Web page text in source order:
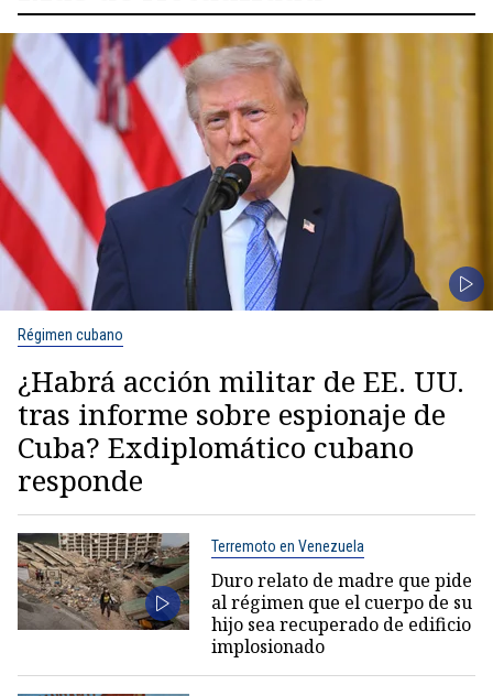
Régimen cubano
¿Habrá acción militar de EE. UU.
tras informe sobre espionaje de
Cuba? Exdiplomático cubano
responde
Terremoto en Venezuela
Duro relato de madre que pide
al régimen que el cuerpo de su
hijo sea recuperado de edificio
implosionado